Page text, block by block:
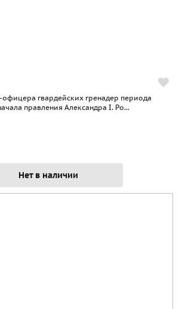
офицера гвардейских гренадер периода
правления Александра I. Ро...
Нет в наличии